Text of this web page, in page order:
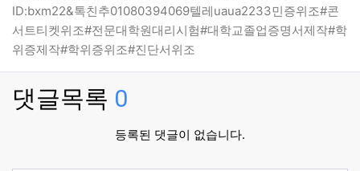
ID:bxm22&톡친추01080394069텔레uaua2233민증위조#콘
서트티켓위조#전문대학원대리시험#대학교졸업증명서제작#학
위증제작#학위증위조#진단서위조
댓글목록 0
등록된 댓글이 없습니다.